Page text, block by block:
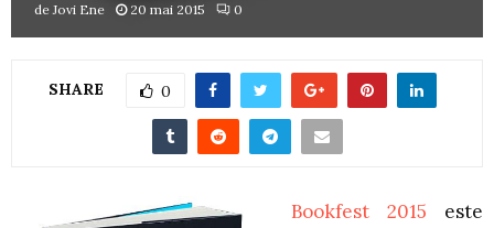
deJovi Ene 20 mai 2015 0
SHARE 0
Bookfest 2015 este